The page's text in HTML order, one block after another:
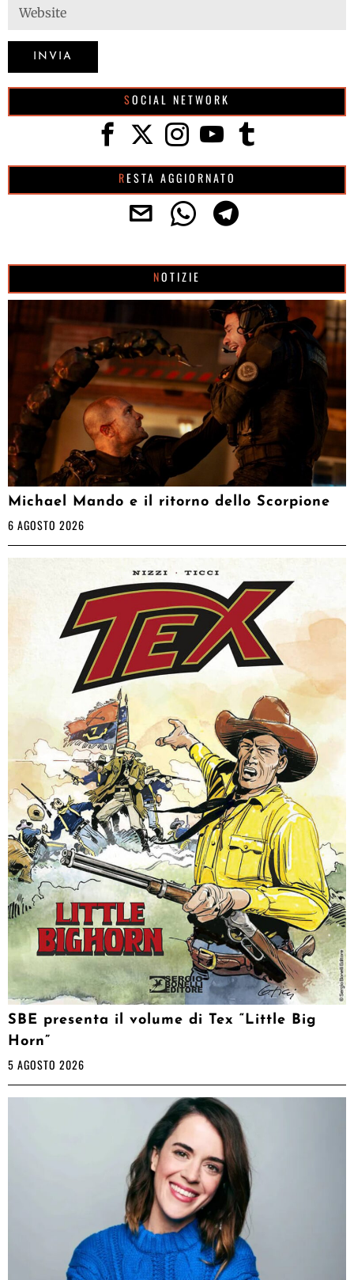
SOCIAL NETWORK
RESTA AGGIORNATO
NOTIZIE
Michael Mando e il ritorno dello Scorpione
6 AGOSTO 2026
SBE presenta il volume di Tex “Little Big
Horn”
5 AGOSTO 2026